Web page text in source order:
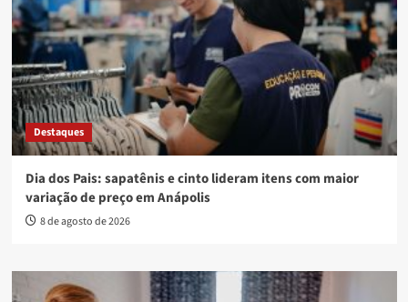
Destaques
Dia dos Pais: sapatênis e cinto lideram itens com maior
variação de preço em Anápolis
8 de agosto de 2026